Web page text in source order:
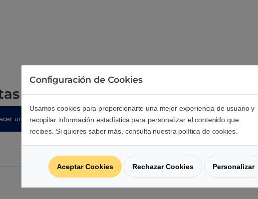
de los usuarios sobre este
una pregunta acerca de este producto.
Configuración de Cookies
Usamos cookies para proporcionarte una mejor experiencia de usuario y
recopilar información estadística para personalizar el contenido que
recibes. Si quieres saber más, consulta nuestra política de cookies.
Aceptar Cookies Rechazar Cookies Personalizar